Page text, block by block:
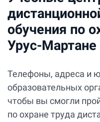
обучения по
Урус-Мартане
Телефоны, адреса и
образовательных
чтобы вы смогли
по охране труда